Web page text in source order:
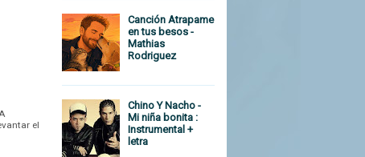
el
Canción Atrapame
en tus besos -
Mathias
Rodriguez
Chino Y Nacho -
Mi niña bonita :
Instrumental +
letra